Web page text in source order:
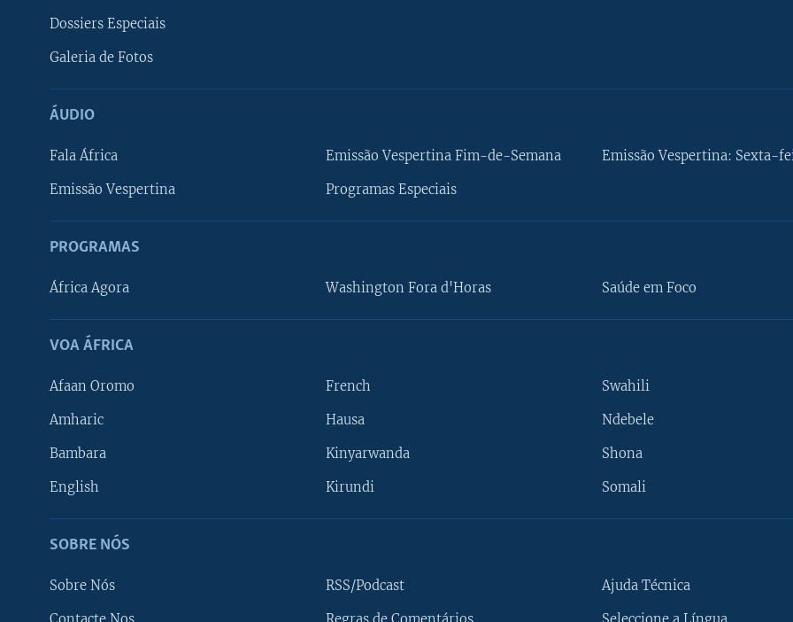
Dossiers Especiais
Galeria de Fotos
ÁUDIO
Fala África
Emissão Vespertina
Emissão Vespertina Fim-de-Semana
Programas Especiais
Emissão Vespertina: Sexta-
PROGRAMAS
África Agora Washington Fora d'Horas Saúde em Foco
VOA ÁFRICA
Afaan Oromo
Amharic
Bambara
English
French
Hausa
Kinyarwanda
Kirundi
Swahili
Ndebele
Shona
Somali
SOBRE NÓS
Sobre Nós RSS/Podcast Ajuda Técnica